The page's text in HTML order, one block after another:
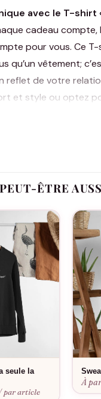
avec le T-shirt
cadeau
pour vous. Ce T-
qu’un vêtement;
reflet de votre
et style ou optez
manière à la fois
Choisir ce
précieux.
ÊTRE
seule la
par article
À